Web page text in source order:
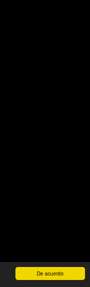
De acuerdo